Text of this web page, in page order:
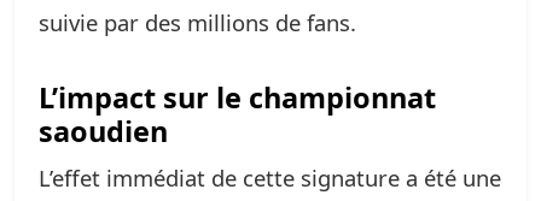
suivie par des millions de fans.
L’impact sur le championnat
saoudien
L’effet immédiat de cette signature a été une